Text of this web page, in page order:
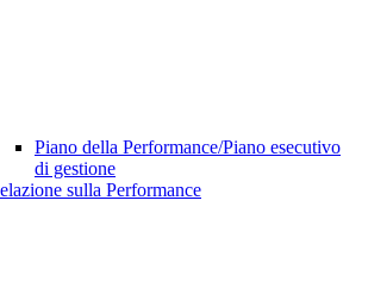
Piano della Performance/Piano esecutivo
di gestione
sulla Performance